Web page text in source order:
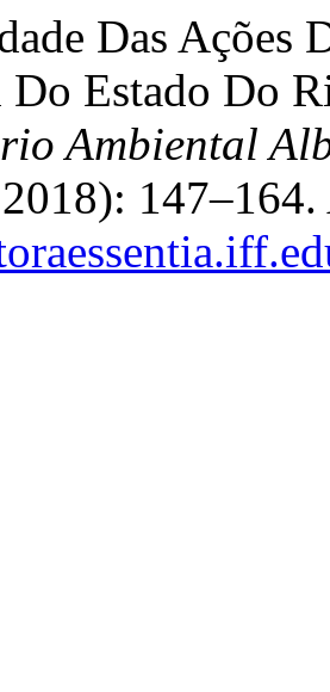
Das Ações
Estado Do
Ambiental
147–164.